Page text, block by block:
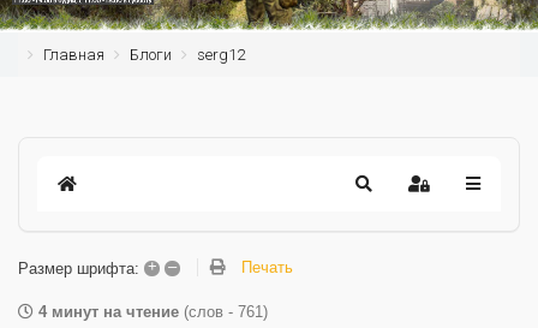
Главная Блоги serg12
Размер шрифта: + – Печать
4 минут на чтение (слов - 761)